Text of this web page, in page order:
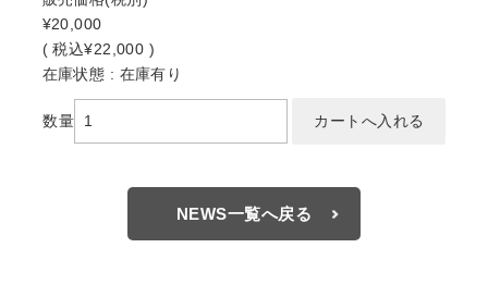
¥20,000
(税込¥22,000 )
在庫状態 : 在庫有り
数量
NEWS一覧へ戻る